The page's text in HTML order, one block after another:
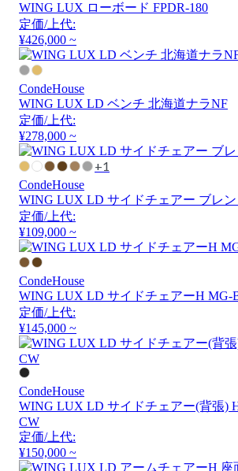
WING LUX ローボード FPDR-180
定価/上代:
¥426,000 ~
CondeHouse
WING LUX LD ベンチ 北海道ナラNF
定価/上代:
¥278,000 ~
+1
CondeHouse
WING LUX LD サイドチェアー ブレ
定価/上代:
¥109,000 ~
CondeHouse
WING LUX LD サイドチェアーH MG-
定価/上代:
¥145,000 ~
CondeHouse
WING LUX LD サイドチェアー(背張)
CW
定価/上代:
¥150,000 ~